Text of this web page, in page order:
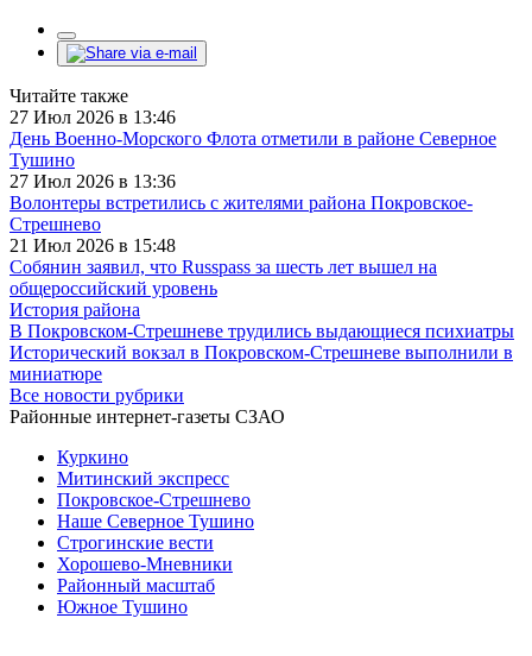
Читайте также
27 Июл 2026 в 13:46
День Военно-Морского Флота отметили в районе Северное
Тушино
27 Июл 2026 в 13:36
Волонтеры встретились с жителями района Покровское-
Стрешнево
21 Июл 2026 в 15:48
Собянин заявил, что Russpass за шесть лет вышел на
общероссийский уровень
История района
В Покровском-Стрешневе трудились выдающиеся психиатры
Исторический вокзал в Покровском-Стрешневе выполнили в
миниатюре
Все новости рубрики
Районные интернет-газеты СЗАО
Куркино
Митинский экспресс
Покровское-Стрешнево
Наше Северное Тушино
Строгинские вести
Хорошево-Мневники
Районный масштаб
Южное Тушино